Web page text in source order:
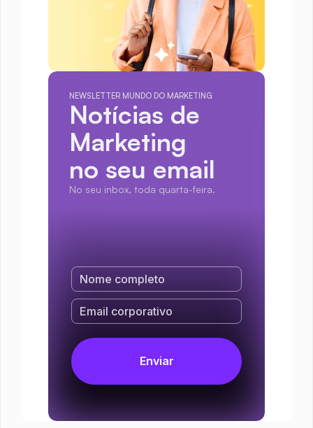
NEWSLETTER MUNDO DO MARKETING
Notícias de
Marketing
no seu email
No seu inbox, toda quarta-feira.